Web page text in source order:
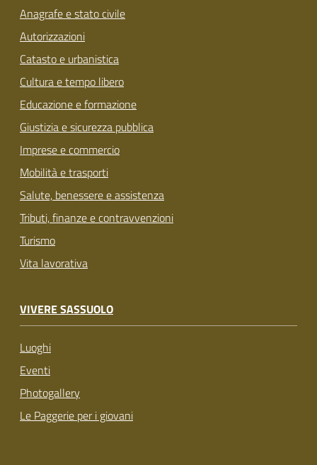
Anagrafe e stato civile
Autorizzazioni
Catasto e urbanistica
Cultura e tempo libero
Educazione e formazione
Giustizia e sicurezza pubblica
Imprese e commercio
Mobilità e trasporti
Salute, benessere e assistenza
Tributi, finanze e contravvenzioni
Turismo
Vita lavorativa
VIVERE SASSUOLO
Luoghi
Eventi
Photogallery
Le Paggerie per i giovani